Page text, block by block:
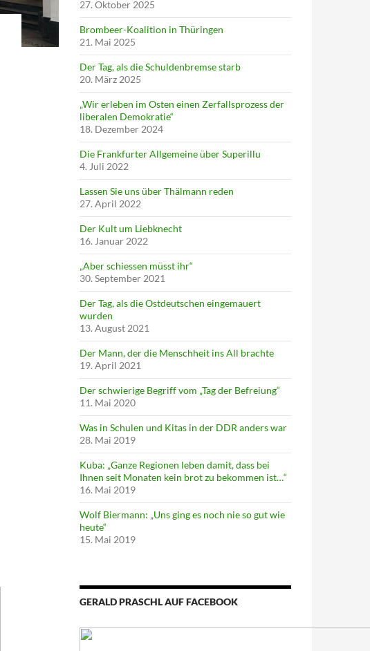
27. Oktober 2025
Brombeer-Koalition in Thüringen
21. Mai 2025
Der Tag, als die Schuldenbremse starb
20. März 2025
„Wir erleben im Osten einen Zerfallsprozess der
liberalen Demokratie“
18. Dezember 2024
Die Frankfurter Allgemeine über Superillu
4. Juli 2022
Lassen Sie uns über Thälmann reden
27. April 2022
Der Kult um Liebknecht
16. Januar 2022
„Aber schiessen müsst ihr“
30. September 2021
Der Tag, als die Ostdeutschen eingemauert
wurden
13. August 2021
Der Mann, der die Menschheit ins All brachte
19. April 2021
Der schwierige Begriff vom „Tag der Befreiung“
11. Mai 2020
Was in Schulen und Kitas in der DDR anders war
28. Mai 2019
Kuba: „Ganze Regionen leben damit, dass bei
Ihnen seit Monaten kein brot zu bekommen ist…“
16. Mai 2019
Wolf Biermann: „Uns ging es noch nie so gut wie
heute“
15. Mai 2019
GERALD PRASCHL AUF FACEBOOK